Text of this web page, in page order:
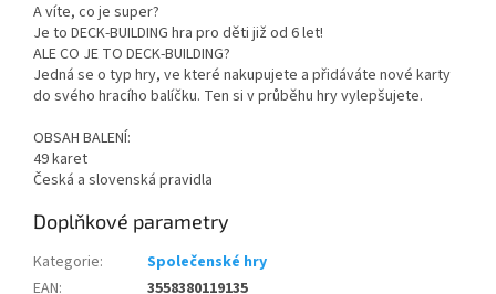
A víte, co je super?
Je to DECK-BUILDING hra pro děti již od 6 let!
ALE CO JE TO DECK-BUILDING?
Jedná se o typ hry, ve které nakupujete a přidáváte nové karty
do svého hracího balíčku. Ten si v průběhu hry vylepšujete.
OBSAH BALENÍ:
49 karet
Česká a slovenská pravidla
Doplňkové parametry
Kategorie:
Společenské hry
EAN:
3558380119135